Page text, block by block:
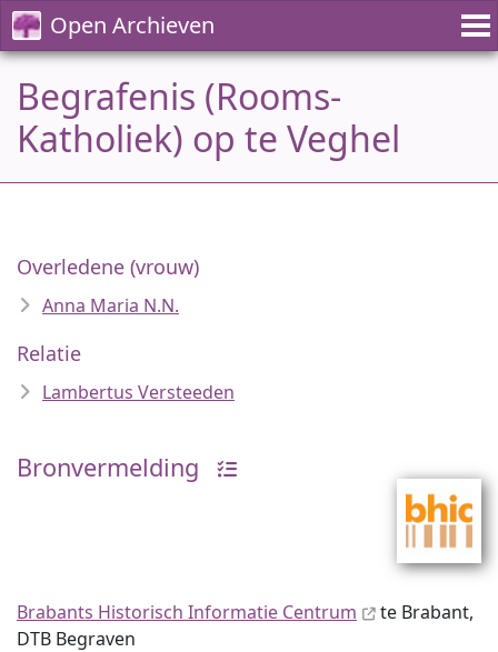
Open Archieven
Begrafenis (Rooms-
Katholiek) op te Veghel
Overledene (vrouw)
Anna Maria N.N.
Relatie
Lambertus Versteeden
Bronvermelding
Brabants Historisch Informatie Centrum
te Brabant,
DTB Begraven